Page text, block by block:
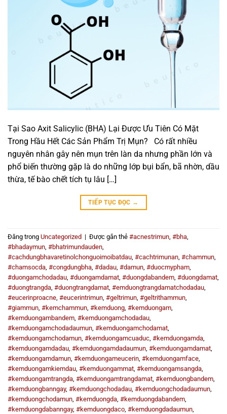
Tại Sao Axit Salicylic (BHA) Lại Được Ưu Tiên Có Mặt
Trong Hầu Hết Các Sản Phẩm Trị Mụn? Có rất nhiều
nguyên nhân gây nên mụn trên làn da nhưng phần lớn và
phổ biến thường gặp là do những lớp bụi bẩn, bã nhờn, dầu
thừa, tế bào chết tích tụ lâu […]
TIẾP TỤC ĐỌC →
Đăng trong Uncategorized | Được gắn thẻ #acnestrimun, #bha,
#bhadaymun, #bhatrimundauden,
#cachdungbhavaretinolchonguoimoibatdau, #cachtrimunan, #chammun,
#chamsocda, #congdungbha, #dadau, #damun, #duocmypham,
#duongamchodadau, #duongamdamat, #duongdabandem, #duongdamat,
#duongtrangda, #duongtrangdamat, #emduongtrangdamatchodadau,
#eucerinproacne, #eucerintrimun, #geltrimun, #geltrithammun,
#giammun, #kemchammun, #kemduong, #kemduongam,
#kemduongambandem, #kemduongamchodadau,
#kemduongamchodadaumun, #kemduongamchodamat,
#kemduongamchodamun, #kemduongamcuaduc, #kemduongamda,
#kemduongamdadau, #kemduongamdadaumun, #kemduongamdamat,
#kemduongamdamun, #kemduongameucerin, #kemduongamface,
#kemduongamkiemdau, #kemduongammat, #kemduongamsangda,
#kemduongamtrangda, #kemduongamtrangdamat, #kemduongbandem,
#kemduongbanngay, #kemduongchodadau, #kemduongchodadaumun,
#kemduongchodamun, #kemduongda, #kemduongdabandem,
#kemduongdabanngay, #kemduongdaco, #kemduongdadaumun,